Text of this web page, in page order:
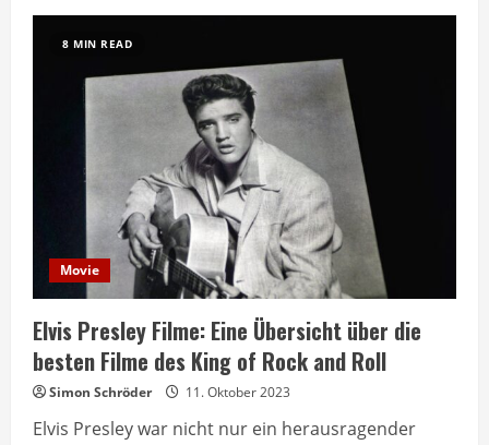
Serien
von
Joseph
Quinn:
Überblick
bekanntesten
Rollen
8 MIN READ
Movie
Elvis Presley Filme: Eine Übersicht über die
besten Filme des King of Rock and Roll
Simon Schröder 11. Oktober 2023
Elvis Presley war nicht nur ein herausragender